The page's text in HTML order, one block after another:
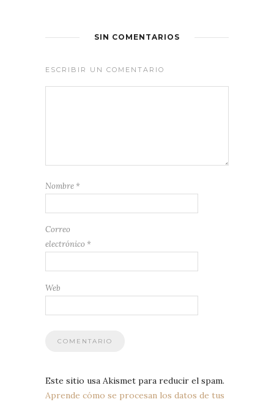
SIN COMENTARIOS
ESCRIBIR UN COMENTARIO
Nombre *
Correo
electrónico *
Web
Este sitio usa Akismet para reducir el spam.
Aprende cómo se procesan los datos de tus